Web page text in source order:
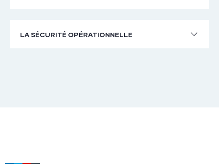
LA SÉCURITÉ OPÉRATIONNELLE